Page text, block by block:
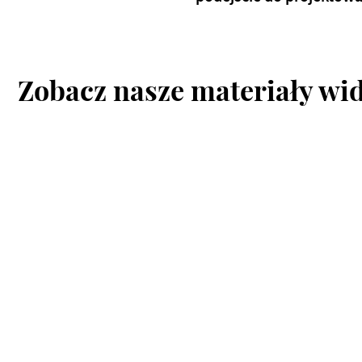
Zobacz nasze materiały